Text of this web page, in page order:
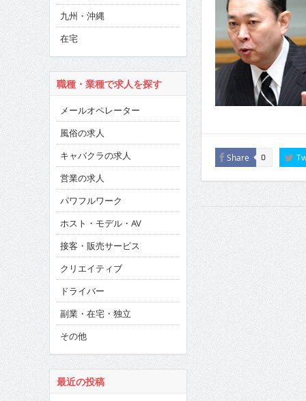
Share 0
九州・沖縄
在宅
職種・業種で求人を探す
メールオペレーター
風俗の求人
キャバクラの求人
営業の求人
パワフルワーク
ホスト・モデル・AV
接客・販売サービス
クリエイティブ
ドライバー
副業・在宅・独立
その他
最近の投稿